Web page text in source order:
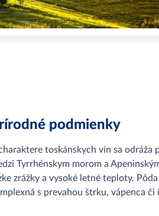
podmienky
toskánskych vín sa odráža
Tyrrhénskym morom a
zrážky a vysoké letné teploty.
s prevahou štrku, vápenca či